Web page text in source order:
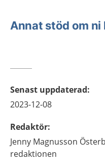
Annat stöd om ni
Senast uppdaterad:
2023-12-08
Redaktör:
Jenny Magnusson
redaktionen